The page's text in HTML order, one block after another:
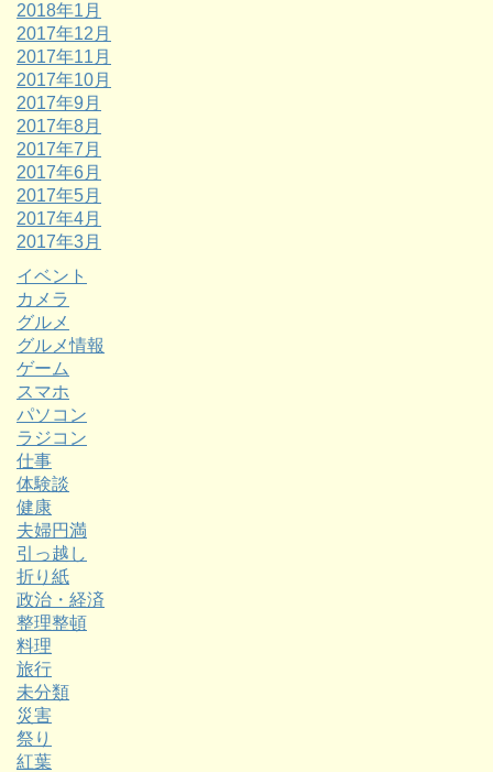
2018年1月
2017年12月
2017年11月
2017年10月
2017年9月
2017年8月
2017年7月
2017年6月
2017年5月
2017年4月
2017年3月
イベント
カメラ
グルメ
グルメ情報
ゲーム
スマホ
パソコン
ラジコン
仕事
体験談
健康
夫婦円満
引っ越し
折り紙
政治・経済
整理整頓
料理
旅行
未分類
災害
祭り
紅葉